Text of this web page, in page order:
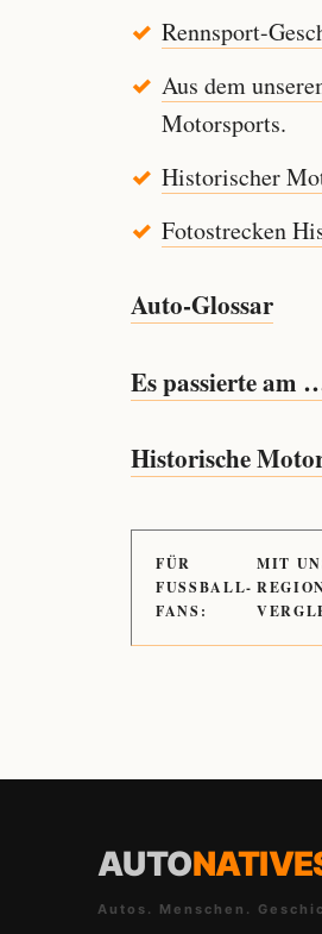
Rennsport-
Aus dem
Motorsports.
Historischer
Fotostrecken
Auto-Glossar
Es passierte am
Historische
FÜR
FUSSBALL-
FANS:
MIT
AUTO
Autos. Menschen.